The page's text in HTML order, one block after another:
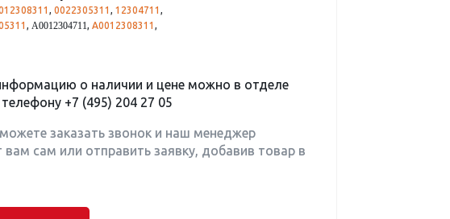
, 0022305311 , 12304711 ,
, A0012304711, A0012308311 ,
о наличии и цене можно в отделе
+7 (495) 204 27 05
заказать звонок и наш менеджер
вам сам или отправить заявку, добавив товар в